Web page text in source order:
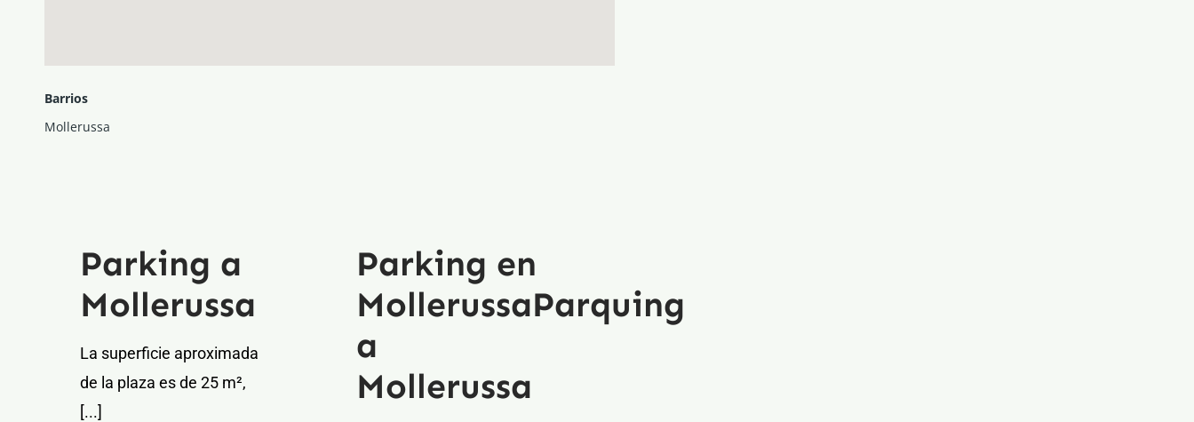
Barrios
Mollerussa
Parking a
Mollerussa
La superficie aproximada
de la plaza es de 25 m²,
[...]
Parking en
MollerussaParquing
a
Mollerussa